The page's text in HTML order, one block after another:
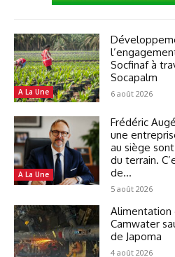
A La Une
Socfinaf à
Socapalm
6 août 2026
A La Une
Frédéric
une
au siège
du terrain.
de...
5 août 2026
Alimentation
Camwater
de Japoma
4 août 2026